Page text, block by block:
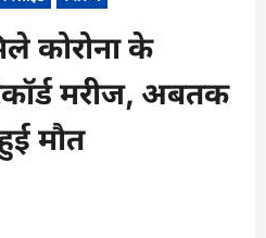
कोरोना के
मरीज, अबतक
मौत